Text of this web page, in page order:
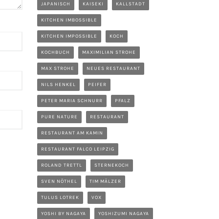
JAPANISCH KAISEKI KALLSTADT
KITCHEN IMBOSSIBLE
KITCHEN IMPOSSIBLE KOCH
KOCHBUCH MAXIMILIAN STROHE
MAX STROHE NEUES RESTAURANT
NILS HENKEL PEIFER
PETER MARIA SCHNURR PFALZ
PURE NATURE RESTAURANT
RESTAURANT AM KAMIN
RESTAURANT FALCO LEIPZIG
ROLAND TRETTL STERNEKOCH
SVEN NÖTHEL TIM MÄLZER
TULUS LOTREK VOX
YOSHI BY NAGAYA YOSHIZUMI NAGAYA